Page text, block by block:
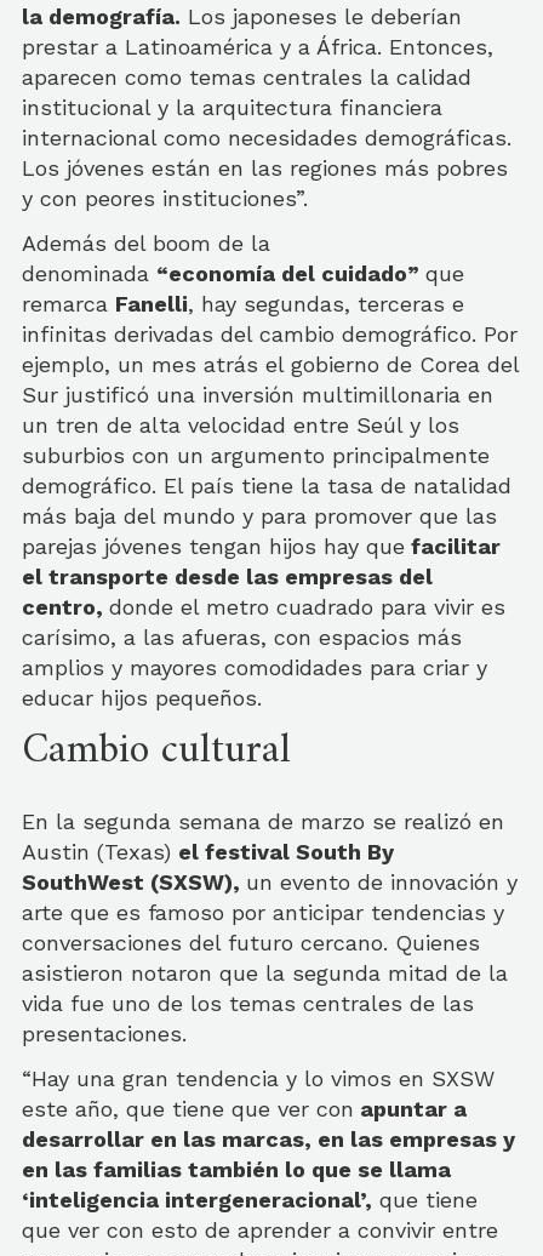
la demografía. Los japoneses le deberían
prestar a Latinoamérica y a África. Entonces,
aparecen como temas centrales la calidad
institucional y la arquitectura financiera
internacional como necesidades demográficas.
Los jóvenes están en las regiones más pobres
y con peores instituciones”.
Además del boom de la
denominada “economía del cuidado” que
remarca Fanelli, hay segundas, terceras e
infinitas derivadas del cambio demográfico. Por
ejemplo, un mes atrás el gobierno de Corea del
Sur justificó una inversión multimillonaria en
un tren de alta velocidad entre Seúl y los
suburbios con un argumento principalmente
demográfico. El país tiene la tasa de natalidad
más baja del mundo y para promover que las
parejas jóvenes tengan hijos hay que facilitar
el transporte desde las empresas del
centro, donde el metro cuadrado para vivir es
carísimo, a las afueras, con espacios más
amplios y mayores comodidades para criar y
educar hijos pequeños.
Cambio cultural
En la segunda semana de marzo se realizó en
Austin (Texas) el festival South By
SouthWest (SXSW), un evento de innovación y
arte que es famoso por anticipar tendencias y
conversaciones del futuro cercano. Quienes
asistieron notaron que la segunda mitad de la
vida fue uno de los temas centrales de las
presentaciones.
“Hay una gran tendencia y lo vimos en SXSW
este año, que tiene que ver con apuntar a
desarrollar en las marcas, en las empresas y
en las familias también lo que se llama
‘inteligencia intergeneracional’, que tiene
que ver con esto de aprender a convivir entre